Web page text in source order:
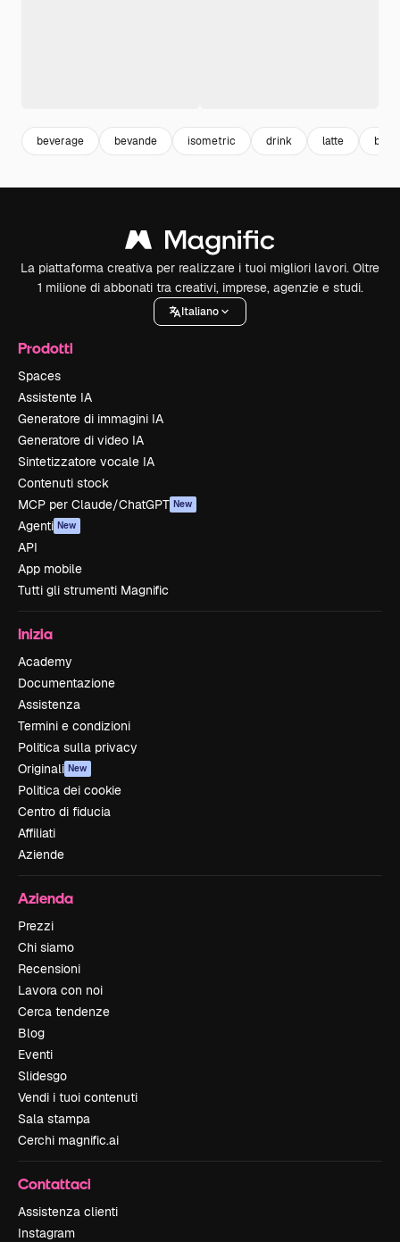
beverage bevande isometric drink latte bere
La piattaforma creativa per realizzare i tuoi migliori lavori. Oltre
1 milione di abbonati tra creativi, imprese, agenzie e studi.
Italiano
Prodotti
Spaces
Assistente IA
Generatore di immagini IA
Generatore di video IA
Sintetizzatore vocale IA
Contenuti stock
MCP per Claude/ChatGPT New
Agenti New
API
App mobile
Tutti gli strumenti Magnific
Inizia
Academy
Documentazione
Assistenza
Termini e condizioni
Politica sulla privacy
Originali New
Politica dei cookie
Centro di fiducia
Affiliati
Aziende
Azienda
Prezzi
Chi siamo
Recensioni
Lavora con noi
Cerca tendenze
Blog
Eventi
Slidesgo
Vendi i tuoi contenuti
Sala stampa
Cerchi magnific.ai
Contattaci
Assistenza clienti
Instagram